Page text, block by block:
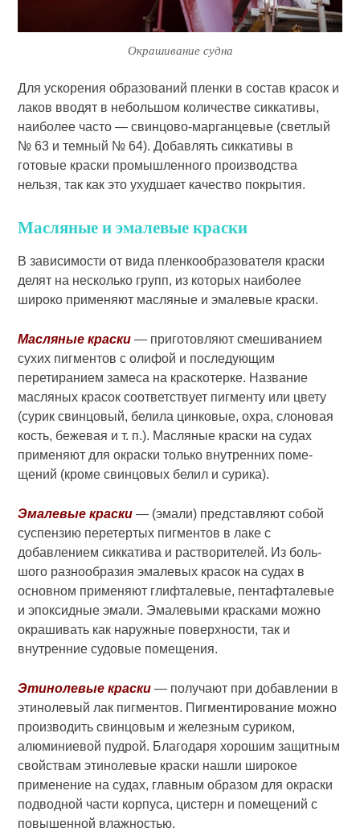
Окрашивание судна
Для ускорения образований плен­ки в состав красок и
лаков вводят в небольшом количестве сиккативы,
наиболее часто — свинцово-марган­цевые (светлый
№ 63 и темный № 64). Добавлять сиккативы в
готовые краски промышленного произ­водства
нельзя, так как это ухудшает качество покрытия.
Масляные и эма­левые краски
В зависимости от вида пленкообразователя краски
делят на не­сколько групп, из которых наиболее
широко применяют масляные и эма­левые краски.
Масляные краски — приготовляют смешиванием
сухих пигментов с оли­фой и последующим
перетиранием замеса на краскотерке. Название
масляных красок соответствует пиг­менту или цвету
(сурик свинцо­вый, белила цинковые, охра, слоно­вая
кость, бежевая и т. п.). Мас­ляные краски на судах
применяют для окраски только внутренних поме­
щений (кроме свинцовых белил и сурика).
Эмалевые краски — (эмали) пред­ставляют собой
суспензию перетер­тых пигментов в лаке с
добавлением сиккатива и растворителей. Из боль­
шого разнообразия эмалевых красок на судах в
основном применяют глифталевые, пентафталевые
и эпок­сидные эмали. Эмалевыми красками можно
окрашивать как наружные поверхности, так и
внутренние судо­вые помещения.
Этинолевые краски — получают при добавлении в
этинолевый лак пиг­ментов. Пигментирование можно
производить свинцовым и железным суриком,
алюминиевой пудрой. Бла­годаря хорошим защитным
свойст­вам этинолевые краски нашли широ­кое
применение на судах, главным образом для окраски
подводной час­ти корпуса, цистерн и помещений с
повышенной влажностью.